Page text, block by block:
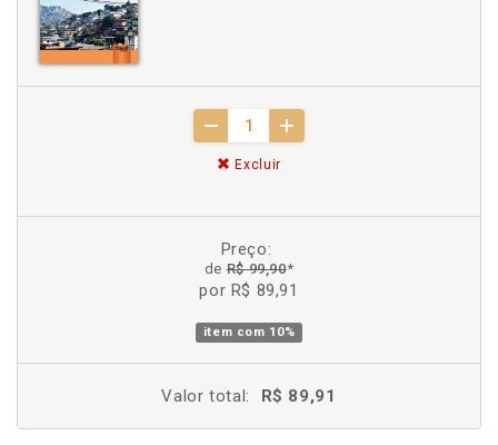
Excluir
Preço:
deR$ 99,90*
por R$ 89,91
item com 10%
Valor total: R$ 89,91